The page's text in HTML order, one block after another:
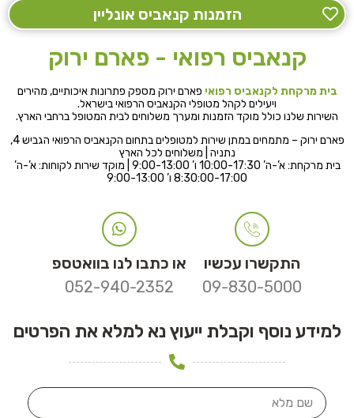
הזמנות קנאביס אונליין
קנאביס רפואי - פארם ירוק
בית מרקחת לקנאביס רפואי פארם ירוק מספק פתרונות איכותיים, מהירים
ויעילים לקהל מטופלי הקנאביס הרפואי בישראל.
השירות שלנו כולל מוקד הזמנות ומערך משלוחים לבית המטופל ברחבי הארץ.
פארם ירוק – מתמחים במתן שירות למטופלים בתחום הקנאביס הרפואי הגביש 4,
נתניה | משלוחים לכל הארץ
בית מרקחת: א’-ה’ 10:00-17:30 ו’ 9:00-13:00 | מוקד שירות לקוחות: א’-ה’
8:30:00-17:00 ו’ 9:00-13:00
התקשרו עכשיו
09-830-5000
או כתבו לנו בוואטספ
052-940-2352
למידע נוסף וקבלת ייעוץ נא למלא את הפרטים